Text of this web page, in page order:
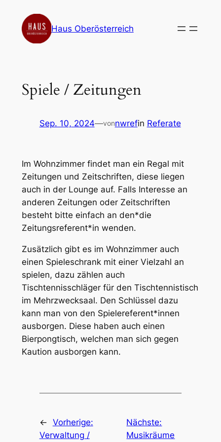
Inhalt
springen
Haus Oberösterreich
Spiele / Zeitungen
Sep. 10, 2024—vonnwrefin Referate
Im Wohnzimmer findet man ein Regal mit
Zeitungen und Zeitschriften, diese liegen
auch in der Lounge auf. Falls Interesse an
anderen Zeitungen oder Zeitschriften
besteht bitte einfach an den*die
Zeitungsreferent*in wenden.
Zusätzlich gibt es im Wohnzimmer auch
einen Spieleschrank mit einer Vielzahl an
spielen, dazu zählen auch
Tischtennisschläger für den Tischtennistisch
im Mehrzwecksaal. Den Schlüssel dazu
kann man von den Spielereferent*innen
ausborgen. Diese haben auch einen
Bierpongtisch, welchen man sich gegen
Kaution ausborgen kann.
← Vorherige:
Verwaltung /
Nächste:
Musikräume